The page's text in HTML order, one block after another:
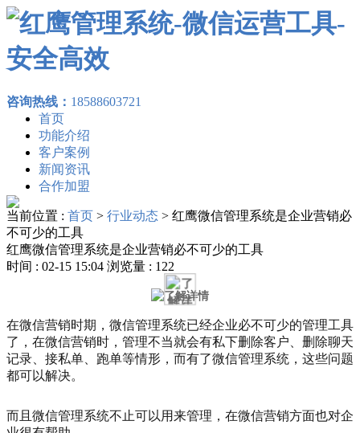
咨询热线： 18588603721
首页
功能介绍
客户案例
新闻资讯
合作加盟
当前位置 : 首页 > 行业动态 > 红鹰微信管理系统是企业营销必
不可少的工具
红鹰微信管理系统是企业营销必不可少的工具
时间 : 02-15 15:04 浏览量 : 122
在微信营销时期，微信管理系统已经企业必不可少的管理工具
了，在微信营销时，管理不当就会有私下删除客户、删除聊天
记录、接私单、跑单等情形，而有了微信管理系统，这些问题
都可以解决。
而且微信管理系统不止可以用来管理，在微信营销方面也对企